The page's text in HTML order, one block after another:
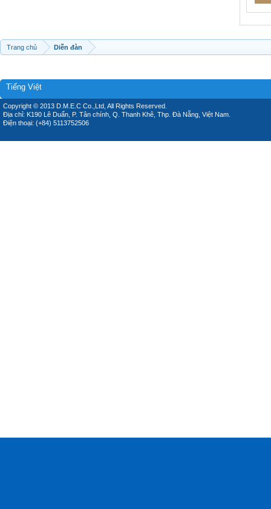
Trang chủ Diễn đàn
Tiếng Việt
Copyright © 2013 D.M.E.C Co.,Ltd, All Rights Reserved.
Địa chỉ: K190 Lê Duẩn, P. Tân chính, Q. Thanh Khê, Thp. Đà Nẵng, Việt Nam.
Điện thoại: (+84) 5113752506